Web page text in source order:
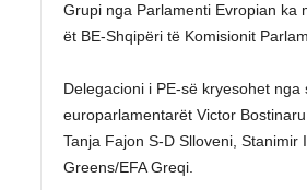
Grupi nga Parlamenti Evropian ka
ët BE-Shqipëri të Komisionit
Delegacioni i PE-së kryesohet
europarlamentarët Victor
Tanja Fajon S-D Slloveni,
Greens/EFA Greqi.